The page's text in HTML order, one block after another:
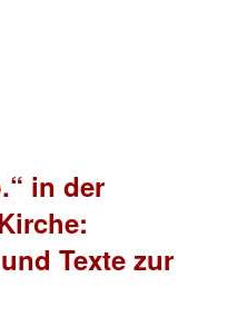
in der
Texte zur